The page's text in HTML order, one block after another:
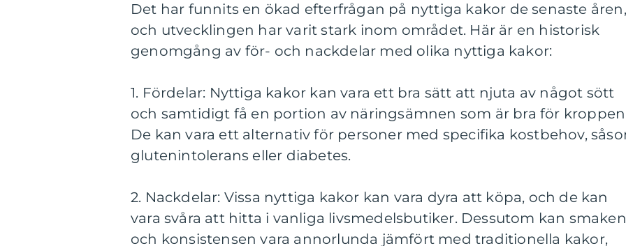
Det har funnits en ökad efterfrågan på nyttiga kakor de senaste åren,
och utvecklingen har varit stark inom området. Här är en historisk
genomgång av för- och nackdelar med olika nyttiga kakor:
1. Fördelar: Nyttiga kakor kan vara ett bra sätt att njuta av något sött
och samtidigt få en portion av näringsämnen som är bra för
De kan vara ett alternativ för personer med specifika kostbehov,
glutenintolerans eller diabetes.
2. Nackdelar: Vissa nyttiga kakor kan vara dyra att köpa, och de kan
vara svåra att hitta i vanliga livsmedelsbutiker. Dessutom kan smaken
och konsistensen vara annorlunda jämfört med traditionella kakor,